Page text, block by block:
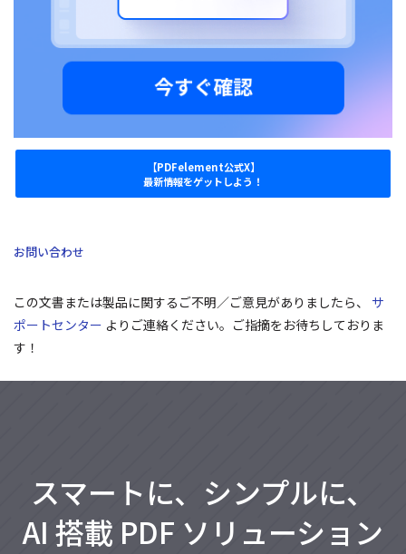
【PDFelement公式X】
最新情報をゲットしよう！
お問い合わせ
この文書または製品に関するご不明／ご意見がありましたら、 サ
ポートセンター よりご連絡ください。ご指摘をお待ちしておりま
す！
スマートに、シンプルに、
AI 搭載 PDF ソリューション